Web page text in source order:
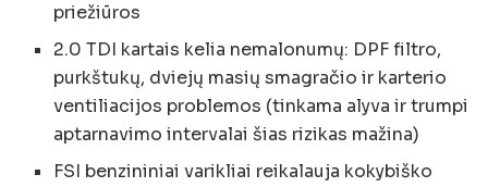
priežiūros
2.0 TDI kartais kelia nemalonumų: DPF filtro,
purkštukų, dviejų masių smagračio ir karterio
ventiliacijos problemos (tinkama alyva ir trumpi
aptarnavimo intervalai šias rizikas mažina)
FSI benzininiai varikliai reikalauja kokybiško